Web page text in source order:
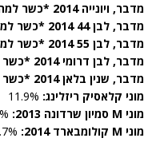
מדבר, ויונייה 2014 *כשר למהדרין:
מדבר, לבן 44 2014 *כשר למהדרין:
מדבר, לבן 55 2014 *כשר למהדרין:
מדבר, לבן דרומי 2014 *כשר למהדרין:
מדבר, שנין בלאן 2014 *כשר למהדרין:
מוני קלאסיק ריזלינג:
מוני M סמיון שרדונה 2013:
מוני M קולומבארד 2014: